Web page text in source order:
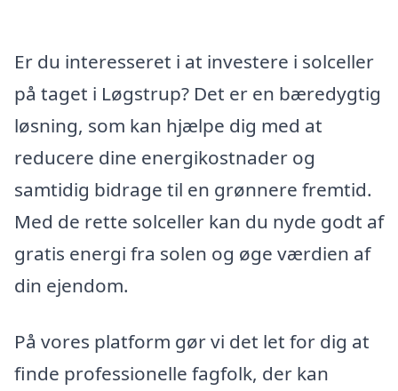
Er du interesseret i at investere i solceller
på taget i Løgstrup? Det er en bæredygtig
løsning, som kan hjælpe dig med at
reducere dine energikostnader og
samtidig bidrage til en grønnere fremtid.
Med de rette solceller kan du nyde godt af
gratis energi fra solen og øge værdien af
din ejendom.
På vores platform gør vi det let for dig at
finde professionelle fagfolk, der kan